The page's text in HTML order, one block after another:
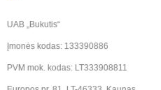
UAB „Bukutis“
Įmonės kodas: 133390886
PVM mok. kodas: LT333908811